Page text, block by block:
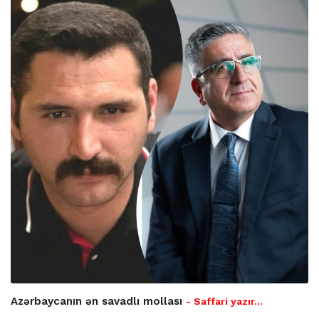
Azərbaycanın ən savadlı mollası - Saffari yazır…